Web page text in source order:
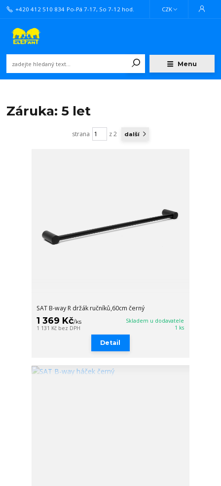
Menu
CZK
+420 412 510 834 Po-Pá 7-17, So 7-12 hod.
Záruka: 5 let
strana z 2 další
SAT B-way R držák ručníků,60cm černý
1 369 Kč/ks
1 131 Kč bez DPH
Skladem u dodavatele
1 ks
Detail